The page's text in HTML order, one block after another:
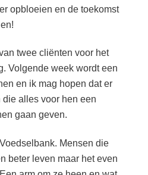
opbloeien en de toekomst
twee cliënten voor het
Volgende week wordt een
en ik mag hopen dat er
alles voor hen een
gaan geven.
Mensen die
beter leven maar het even